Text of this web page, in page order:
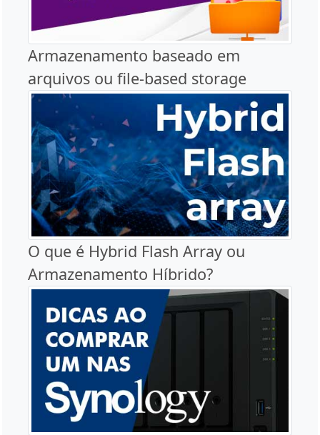
Armazenamento baseado em
arquivos ou file-based storage
O que é Hybrid Flash Array ou
Armazenamento Híbrido?